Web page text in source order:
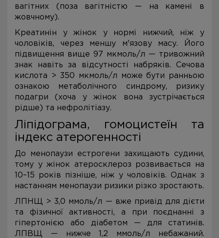
вагітних (поза вагітністю — на камені в
жовчному).
Креатинін у жінок у нормі нижчий, ніж у
чоловіків, через меншу м'язову масу. Його
підвищення вище 97 мкмоль/л — тривожний
знак навіть за відсутності набряків. Сечова
кислота > 350 мкмоль/л може бути ранньою
ознакою метаболічного синдрому, ризику
подагри (хоча у жінок вона зустрічається
рідше) та нефролітіазу.
Ліпідограма, гомоцистеїн та
індекс атерогенності
До менопаузи естрогени захищають судини,
тому у жінок атеросклероз розвивається на
10–15 років пізніше, ніж у чоловіків. Однак з
настанням менопаузи ризики різко зростають.
ЛПНЩ > 3,0 ммоль/л — вже привід для дієти
та фізичної активності, а при поєднанні з
гіпертонією або діабетом — для статинів.
ЛПВЩ — нижче 1,2 ммоль/л небажаний.